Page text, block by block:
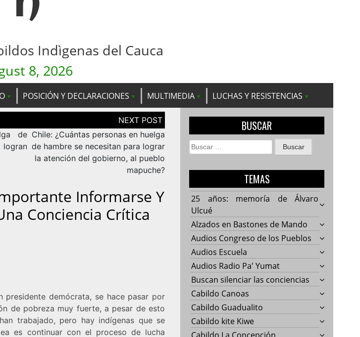
Indìgenas del Cauca
8, 2026
POSICIÓN Y DECLARACIONES MULTIMEDIA LUCHAS Y RESISTENCIAS
de Chile: ¿Cuántas personas en huelga
de hambre se necesitan para lograr
la atención del gobierno, al pueblo
mapuche?
Informarse Y
Conciencia Crítica
presidente demócrata, se hace pasar por
de pobreza muy fuerte, a pesar de esto
trabajado, pero hay indígenas que se
es continuar con el proceso de lucha
BUSCAR
Buscar:
TEMAS
25 años: memoría de Álvaro
Ulcué
Alzados en Bastones de Mando
Audios Congreso de los Pueblos
Audios Escuela
Audios Radio Pa' Yumat
Buscan silenciar las conciencias
Cabildo Canoas
Cabildo Guadualito
Cabildo kite Kiwe